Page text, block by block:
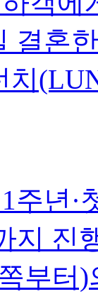
결혼
치
주년·
지 진
부터